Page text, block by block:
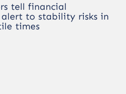
tell financial
to stability risks in
times